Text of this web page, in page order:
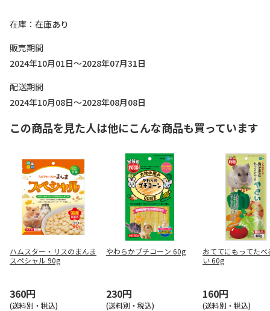
在庫
在庫あり
販売期間
2024年10月01日～2028年07月31日
配送期間
2024年10月08日～2028年08月08日
この商品を見た人は他にこんな商品も買っています
ハムスター・リスのまんま
スペシャル 90g
360円
(送料別・税込)
やわらかプチコーン 60g
230円
(送料別・税込)
おててにもってたべ
い 60g
160円
(送料別・税込)